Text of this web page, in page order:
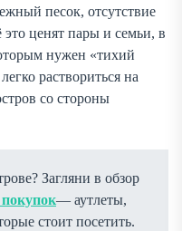
песок, отсутствие
ценят пары и семьи, в
нужен «тихий
раствориться на
со стороны
Загляни в обзор
— аутлеты,
стоит посетить.